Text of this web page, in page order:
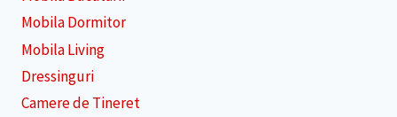
Mobila Dormitor
Mobila Living
Dressinguri
Camere de Tineret